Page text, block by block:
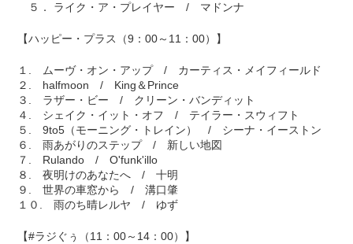
５． ライク・ア・プレイヤー / マドンナ
【ハッピー・プラス（9：00～11：00）】
１. ムーヴ・オン・アップ / カーティス・メイフィールド
２. halfmoon / King＆Prince
３. ラザー・ビー / クリーン・バンディット
４. シェイク・イット・オフ / テイラー・スウィフト
５. 9to5（モーニング・トレイン） / シーナ・イーストン
６. 雨あがりのステップ / 新しい地図
７. Rulando / O'funk'illo
８. 夜明けのあなたへ / 十明
９. 世界の車窓から / 溝口肇
１０. 雨のち晴レルヤ / ゆず
【#ラジぐぅ（11：00～14：00）】